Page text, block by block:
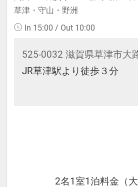
草津・守山・野洲
In 15:00 / Out 10:00
525-0032 滋賀県草津市大
JR草津駅より徒歩３分
2名1室1泊料金（